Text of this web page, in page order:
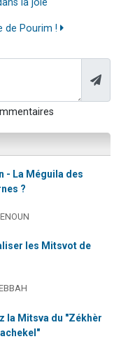
de Pourim !
- La Méguila des
?
les Mitsvot de
la Mitsva du "Zékhèr